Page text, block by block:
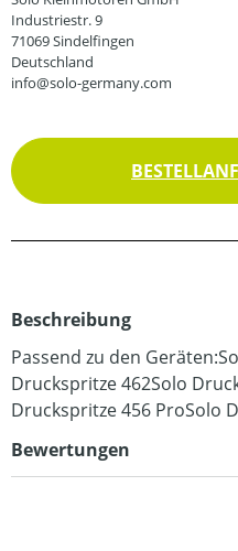
Industriestr. 9
71069 Sindelfingen
Deutschland
info@solo-germany.com
Beschreibung
Passend zu den
Druckspritze 462Solo
Druckspritze 456 ProSolo
Bewertungen